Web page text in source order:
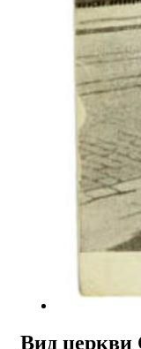
Вид церкви